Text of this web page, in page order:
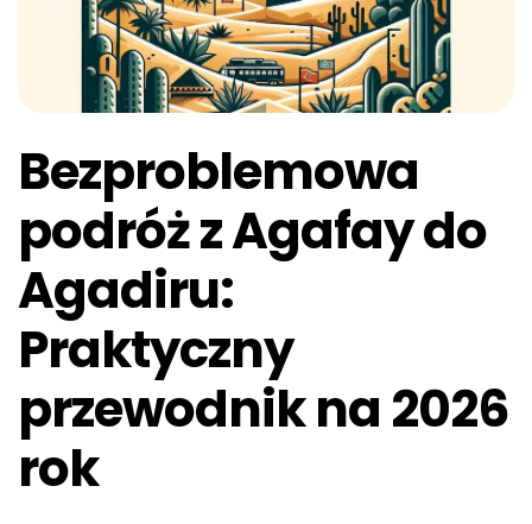
Bezproblemowa
podróż z Agafay do
Agadiru:
Praktyczny
przewodnik na 2026
rok